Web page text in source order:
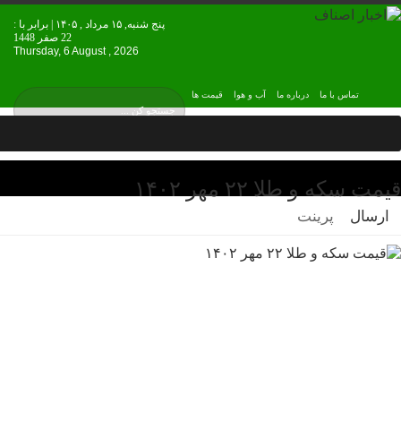
قیمت ها آب و هوا درباره ما تماس با ما
پنج شنبه, ۱۵ مرداد , ۱۴۰۵ | برابر با :
22 صفر 1448
Thursday, 6 August , 2026
قیمت سکه و طلا ۲۲ مهر ۱۴۰۲
ارسال پرینت